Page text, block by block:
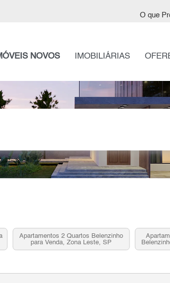
O que
NOVOS IMOBILIÁRIAS
Apartamentos 2 Quartos Belenzinho
para Venda, Zona Leste, SP